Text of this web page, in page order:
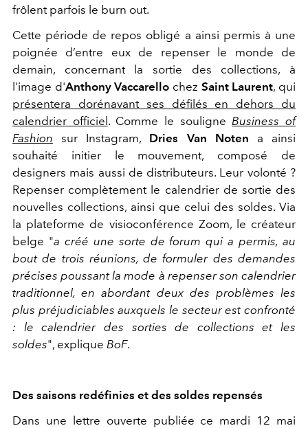
frôlent parfois le burn out.
Cette période de repos obligé a ainsi permis à une
poignée d’entre eux de repenser le monde de
demain, concernant la sortie des collections, à
l'image d'Anthony Vaccarello chez Saint Laurent, qui
présentera dorénavant ses défilés en dehors du
calendrier officiel. Comme le souligne Business of
Fashion sur Instagram, Dries Van Noten a ainsi
souhaité initier le mouvement, composé de
designers mais aussi de distributeurs. Leur volonté ?
Repenser complètement le calendrier de sortie des
nouvelles collections, ainsi que celui des soldes. Via
la plateforme de visioconférence Zoom, le créateur
belge "a créé une sorte de forum qui a permis, au
bout de trois réunions, de formuler des demandes
précises poussant la mode à repenser son calendrier
traditionnel, en abordant deux des problèmes les
plus préjudiciables auxquels le secteur est confronté
: le calendrier des sorties de collections et les
soldes", explique BoF.
Des saisons redéfinies et des soldes repensés
Dans une lettre ouverte publiée ce mardi 12 mai